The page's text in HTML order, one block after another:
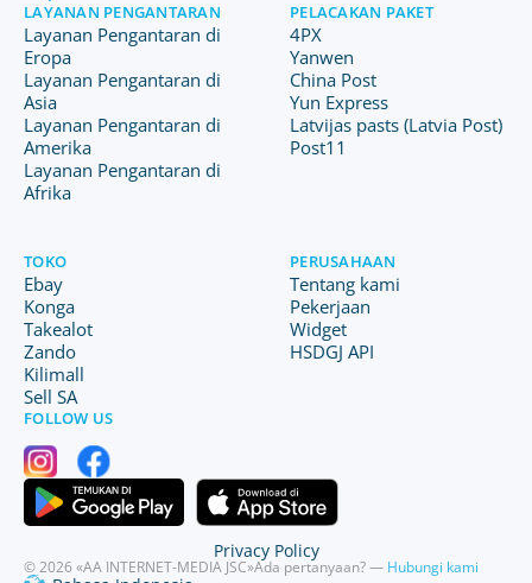
LAYANAN PENGANTARAN
Layanan Pengantaran di
Eropa
Layanan Pengantaran di
Asia
Layanan Pengantaran di
Amerika
Layanan Pengantaran di
Afrika
PELACAKAN PAKET
4PX
Yanwen
China Post
Yun Express
Latvijas pasts (Latvia Post)
Post11
TOKO
Ebay
Konga
Takealot
Zando
Kilimall
Sell SA
PERUSAHAAN
Tentang kami
Pekerjaan
Widget
HSDGJ API
FOLLOW US
© 2026 «AA INTERNET-MEDIA JSC»Ada pertanyaan? — Hubungi kami
Privacy Policy